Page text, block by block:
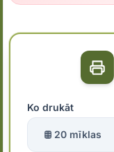
Ko drukāt
20 mīklas